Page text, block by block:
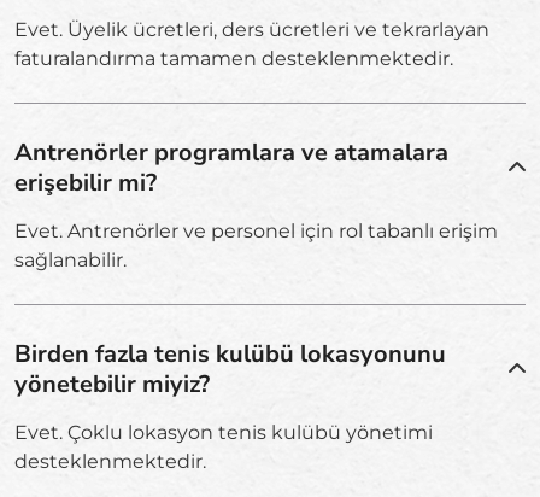
Evet. Üyelik ücretleri, ders ücretleri ve tekrarlayan
faturalandırma tamamen desteklenmektedir.
Antrenörler programlara ve atamalara
erişebilir mi?
Evet. Antrenörler ve personel için rol tabanlı erişim
sağlanabilir.
Birden fazla tenis kulübü lokasyonunu
yönetebilir miyiz?
Evet. Çoklu lokasyon tenis kulübü yönetimi
desteklenmektedir.